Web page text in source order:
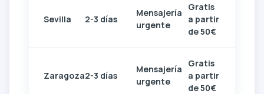
Sevilla 2-3 días
Mensajería
urgente
Gratis
a partir
de 50€
Zaragoza2-3 días
Mensajería
urgente
Gratis
a partir
de 50€